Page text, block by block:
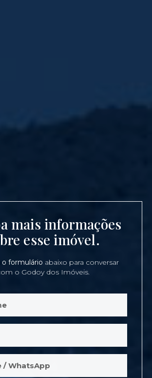
mais informações
esse imóvel.
formulário abaixo para conversar
o Godoy dos Imóveis.